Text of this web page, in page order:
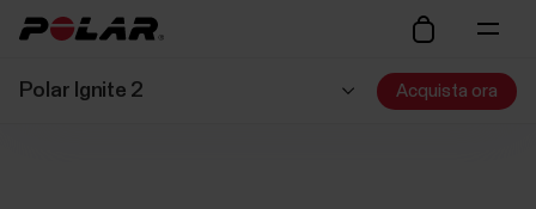
Polar Ignite 2 Acquista ora